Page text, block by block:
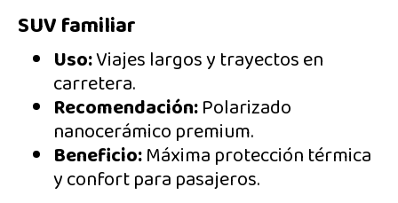
SUV familiar
Uso:Viajes largos y trayectos en
carretera.
Recomendación:Polarizado
nanocerámico premium.
Beneficio:Máxima protección térmica
y confort para pasajeros.